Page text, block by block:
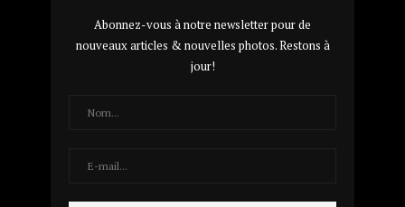
Abonnez-vous à notre newsletter pour de
nouveaux articles & nouvelles photos. Restons à
jour!